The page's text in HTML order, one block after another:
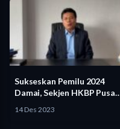
Sukseskan Pemilu 2024
Damai, Sekjen HKBP Pusat
14 Des 2023